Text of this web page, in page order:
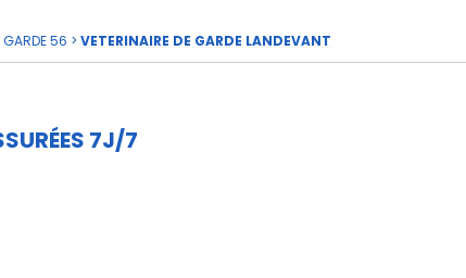
GARDE 56 > VETERINAIRE DE GARDE LANDEVANT
7J/7